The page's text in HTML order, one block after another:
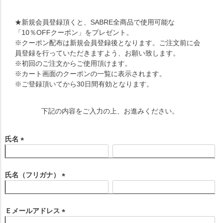
★新規会員登録頂くと、SABRE全商品で使用可能な
「10％OFFクーポン」をプレゼント。
※クーポン配布は新規会員登録後となります。ご注文前に会
員登録を行っていただきますよう、お願い致します。
※初回のご注文からご使用頂けます。
※カート画面のクーポンの一覧に表示されます。
※ご登録頂いてから30日間有効となります。
下記の内容をご入力の上、お進みください。
氏名
須
)
氏名（フリガナ）
須
)
Ｅメールアドレス